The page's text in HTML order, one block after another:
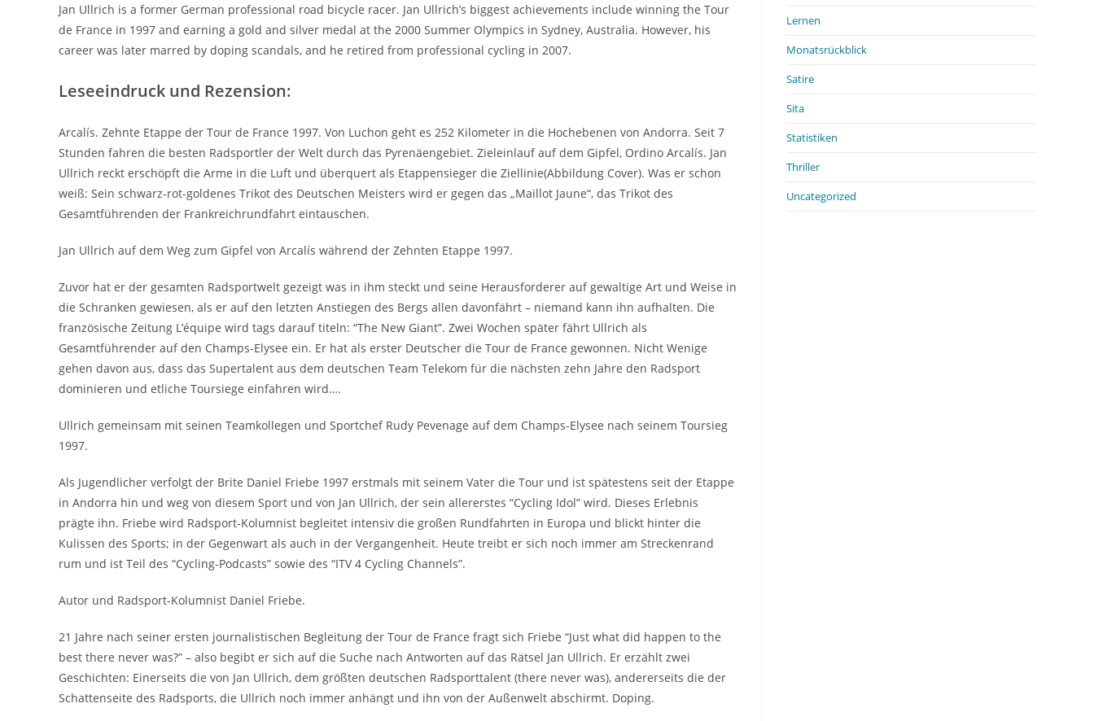
Jan Ullrich is a former German professional road bicycle racer. Jan Ullrich’s biggest achievements include winning the Tour
de France in 1997 and earning a gold and silver medal at the 2000 Summer Olympics in Sydney, Australia. However, his
career was later marred by doping scandals, and he retired from professional cycling in 2007.
Leseeindruck und Rezension:
Arcalís. Zehnte Etappe der Tour de France 1997. Von Luchon geht es 252 Kilometer in die Hochebenen von Andorra. Seit 7
Stunden fahren die besten Radsportler der Welt durch das Pyrenäengebiet. Zieleinlauf auf dem Gipfel, Ordino Arcalís. Jan
Ullrich reckt erschöpft die Arme in die Luft und überquert als Etappensieger die Ziellinie(Abbildung Cover). Was er schon
weiß: Sein schwarz-rot-goldenes Trikot des Deutschen Meisters wird er gegen das „Maillot Jaune“, das Trikot des
Gesamtführenden der Frankreichrundfahrt eintauschen.
Jan Ullrich auf dem Weg zum Gipfel von Arcalís während der Zehnten Etappe 1997.
Zuvor hat er der gesamten Radsportwelt gezeigt was in ihm steckt und seine Herausforderer auf gewaltige Art und Weise in
die Schranken gewiesen, als er auf den letzten Anstiegen des Bergs allen davonfährt – niemand kann ihn aufhalten. Die
französische Zeitung L’équipe wird tags darauf titeln: “The New Giant”. Zwei Wochen später fährt Ullrich als
Gesamtführender auf den Champs-Elysee ein. Er hat als erster Deutscher die Tour de France gewonnen. Nicht Wenige
gehen davon aus, dass das Supertalent aus dem deutschen Team Telekom für die nächsten zehn Jahre den Radsport
dominieren und etliche Toursiege einfahren wird….
Ullrich gemeinsam mit seinen Teamkollegen und Sportchef Rudy Pevenage auf dem Champs-Elysee nach seinem Toursieg
1997.
Als Jugendlicher verfolgt der Brite Daniel Friebe 1997 erstmals mit seinem Vater die Tour und ist spätestens seit der Etappe
in Andorra hin und weg von diesem Sport und von Jan Ullrich, der sein allererstes “Cycling Idol” wird. Dieses Erlebnis
prägte ihn. Friebe wird Radsport-Kolumnist begleitet intensiv die großen Rundfahrten in Europa und blickt hinter die
Kulissen des Sports; in der Gegenwart als auch in der Vergangenheit. Heute treibt er sich noch immer am Streckenrand
rum und ist Teil des “Cycling-Podcasts” sowie des “ITV 4 Cycling Channels”.
Autor und Radsport-Kolumnist Daniel Friebe.
21 Jahre nach seiner ersten journalistischen Begleitung der Tour de France fragt sich Friebe “Just what did happen to the
best there never was?” – also begibt er sich auf die Suche nach Antworten auf das Rätsel Jan Ullrich. Er erzählt zwei
Geschichten: Einerseits die von Jan Ullrich, dem größten deutschen Radsporttalent (there never was), andererseits die der
Schattenseite des Radsports, die Ullrich noch immer anhängt und ihn von der Außenwelt abschirmt. Doping.
Lernen
Monatsrückblick
Satire
Sita
Statistiken
Thriller
Uncategorized